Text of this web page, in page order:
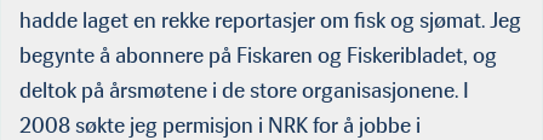
hadde laget en rekke reportasjer om fisk og sjømat. Jeg
begynte å abonnere på Fiskaren og Fiskeribladet, og
deltok på årsmøtene i de store organisasjonene. I
2008 søkte jeg permisjon i NRK for å jobbe i